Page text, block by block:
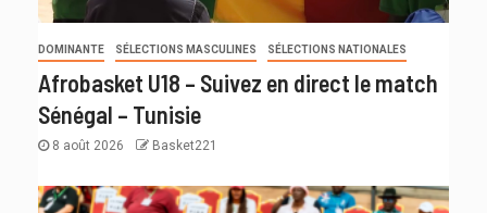
DOMINANTE SÉLECTIONS MASCULINES SÉLECTIONS NATIONALES
Afrobasket U18 – Suivez en direct le match
Sénégal – Tunisie
8 août 2026 Basket221